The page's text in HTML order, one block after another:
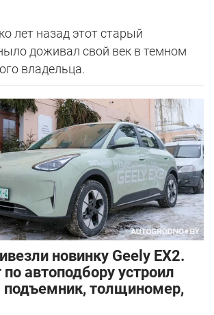
лет назад этот старый
доживал свой век в темном
владельца.
новинку Geely EX2.
автоподбору устроил
подъемник, толщиномер,